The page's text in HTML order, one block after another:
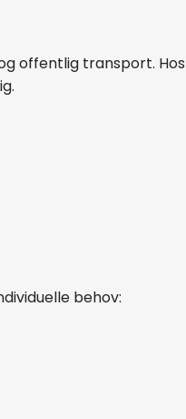
offentlig transport.
behov: